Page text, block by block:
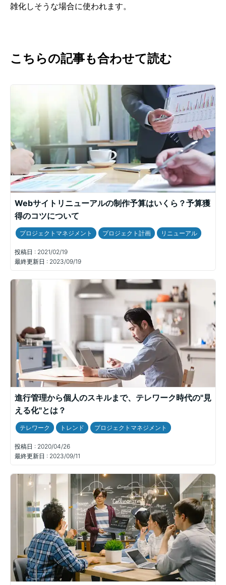
雑化しそうな場合に使われます。
こちらの記事も合わせて読む
Webサイトリニューアルの制作予算はいくら？予算獲
得のコツについて
プロジェクトマネジメント プロジェクト計画 リニューアル
投稿日 : 2021/02/19
最終更新日 : 2023/09/19
進行管理から個人のスキルまで、テレワーク時代の"見
える化"とは？
テレワーク トレンド プロジェクトマネジメント
投稿日 : 2020/04/26
最終更新日 : 2023/09/11